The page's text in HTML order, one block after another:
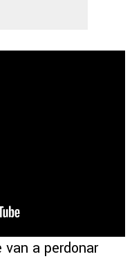
van a perdonar